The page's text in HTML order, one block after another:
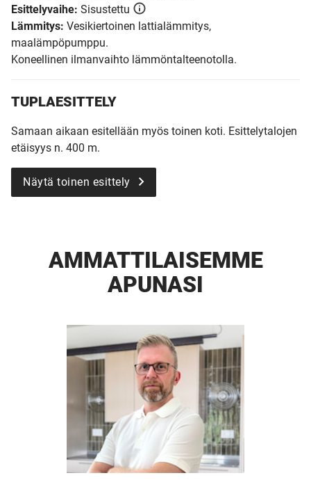
Esittelyvaihe: Sisustettu
Lämmitys: Vesikiertoinen lattialämmitys,
maalämpöpumppu.
Koneellinen ilmanvaihto lämmöntalteenotolla.
TUPLAESITTELY
Samaan aikaan esitellään myös toinen koti. Esittelytalojen
etäisyys n. 400 m.
Näytä toinen esittely
AMMATTI­LAISEMME
APUNASI